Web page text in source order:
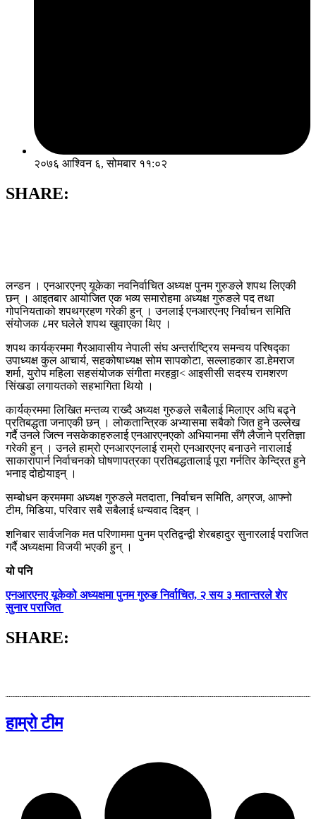
२०७६ आश्विन ६, सोमबार ११:०२
SHARE:
लन्डन । एनआरएनए यूकेका नवनिर्वाचित अध्यक्ष पुनम गुरुङले शपथ लिएकी
छन् । आइतबार आयोजित एक भव्य समारोहमा अध्यक्ष गुरुङले पद तथा
गोपनियताको शपथग्रहण गरेकी हुन् । उनलाई एनआरएनए निर्वाचन समिति
संयोजक ८मर घलेले शपथ खुवाएका थिए ।
शपथ कार्यक्रममा गैरआवासीय नेपाली संघ अन्तर्राष्ट्रिय समन्वय परिषद्का
उपाध्यक्ष कुल आचार्य, सहकोषाध्यक्ष सोम सापकोटा, सल्लाहकार डा.हेमराज
शर्मा, युरोप महिला सहसंयोजक संगीता मरहठ्ठा< आइसीसी सदस्य रामशरण
सिंखडा लगायतको सहभागिता थियो ।
कार्यक्रममा लिखित मन्तव्य राख्दै अध्यक्ष गुरुङले सबैलाई मिलाएर अघि बढ्ने
प्रतिबद्धता जनाएकी छन् । लोकतान्त्रिक अभ्यासमा सबैको जित हुने उल्लेख
गर्दै उनले जित्न नसकेकाहरुलाई एनआरएनएको अभियानमा सँगै लैजाने प्रतिज्ञा
गरेकी हुन् । उनले हाम्रो एनआरएनलाई राम्रो एनआरएनए बनाउने नारालाई
साकारापार्न निर्वाचनको घोषणापत्रका प्रतिबद्धतालाई पूरा गर्नतिर केन्द्रित हुने
भनाइ दोहोर्‍याइन् ।
सम्बोधन क्रमममा अध्यक्ष गुरुङले मतदाता, निर्वाचन समिति, अग्रज, आफ्नो
टीम, मिडिया, परिवार सबै सबैलाई धन्यवाद दिइन् ।
शनिबार सार्वजनिक मत परिणाममा पुनम प्रतिद्वन्द्वी शेरबहादुर सुनारलाई पराजित
गर्दै अध्यक्षमा विजयी भएकी हुन् ।
यो पनि
एनआरएनए यूकेको अध्यक्षमा पुनम गुरुङ निर्वाचित, २ सय ३ मतान्तरले शेर
सुनार पराजित
SHARE:
हाम्रो टीम